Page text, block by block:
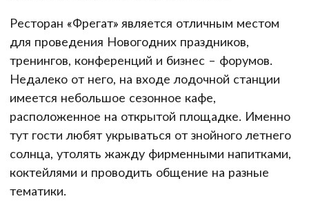
Ресторан «Фрегат» является отличным местом
для проведения Новогодних праздников,
тренингов, конференций и бизнес – форумов.
Недалеко от него, на входе лодочной станции
имеется небольшое сезонное кафе,
расположенное на открытой площадке. Именно
тут гости любят укрываться от знойного летнего
солнца, утолять жажду фирменными напитками,
коктейлями и проводить общение на разные
тематики.